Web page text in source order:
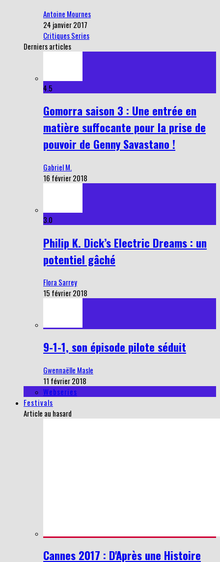
Antoine Mournes
24 janvier 2017
Critiques Series
Derniers articles
4.5
Gomorra saison 3 : Une entrée en
matière suffocante pour la prise de
pouvoir de Genny Savastano !
Gabriel M.
16 février 2018
3.0
Philip K. Dick’s Electric Dreams : un
potentiel gâché
Flora Sarrey
15 février 2018
9-1-1, son épisode pilote séduit
Gwennaëlle Masle
11 février 2018
Webseries
Festivals
Article au hasard
Cannes 2017 : D'Après une Histoire